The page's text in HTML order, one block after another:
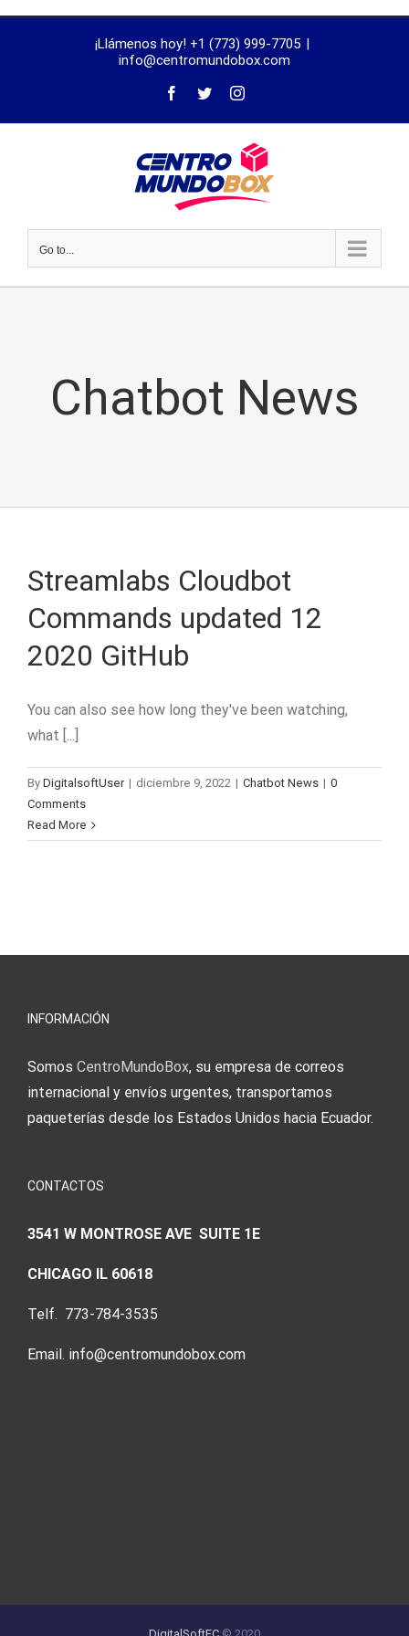
¡Llámenos hoy! +1 (773) 999-7705 |
info@centromundobox.com
Go to...
Chatbot News
Streamlabs Cloudbot
Commands updated 12
2020 GitHub
You can also see how long they've been watching,
what [...]
By DigitalsoftUser | diciembre 9, 2022 | Chatbot News | 0
Comments
Read More
INFORMACIÓN
Somos CentroMundoBox, su empresa de correos
internacional y envíos urgentes, transportamos
paqueterías desde los Estados Unidos hacia Ecuador.
CONTACTOS
3541 W MONTROSE AVE SUITE 1E
CHICAGO IL 60618
Telf. 773-784-3535
Email. info@centromundobox.com